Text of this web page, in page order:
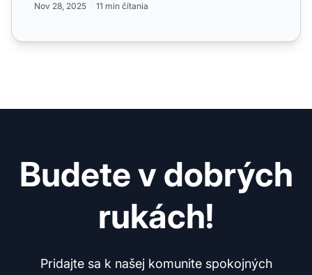
Nov 28, 2025 11 min čítania
Budete v dobrých
rukách!
Pridajte sa k našej komunite spokojných